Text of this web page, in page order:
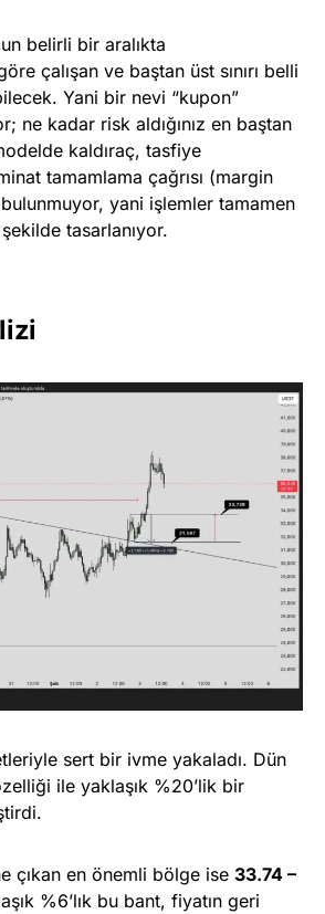
belirli bir aralıkta
çalışan ve baştan üst sınırı belli
Yani bir nevi “kupon”
ne kadar risk aldığınız en baştan
kaldıraç, tasfiye
tamamlama çağrısı (margin
yani işlemler tamamen
şekilde tasarlanıyor.
sert bir ivme yakaladı. Dün
ile yaklaşık %20’lik bir
çıkan en önemli bölge ise 33.74 –
%6’lık bu bant, fiyatın geri